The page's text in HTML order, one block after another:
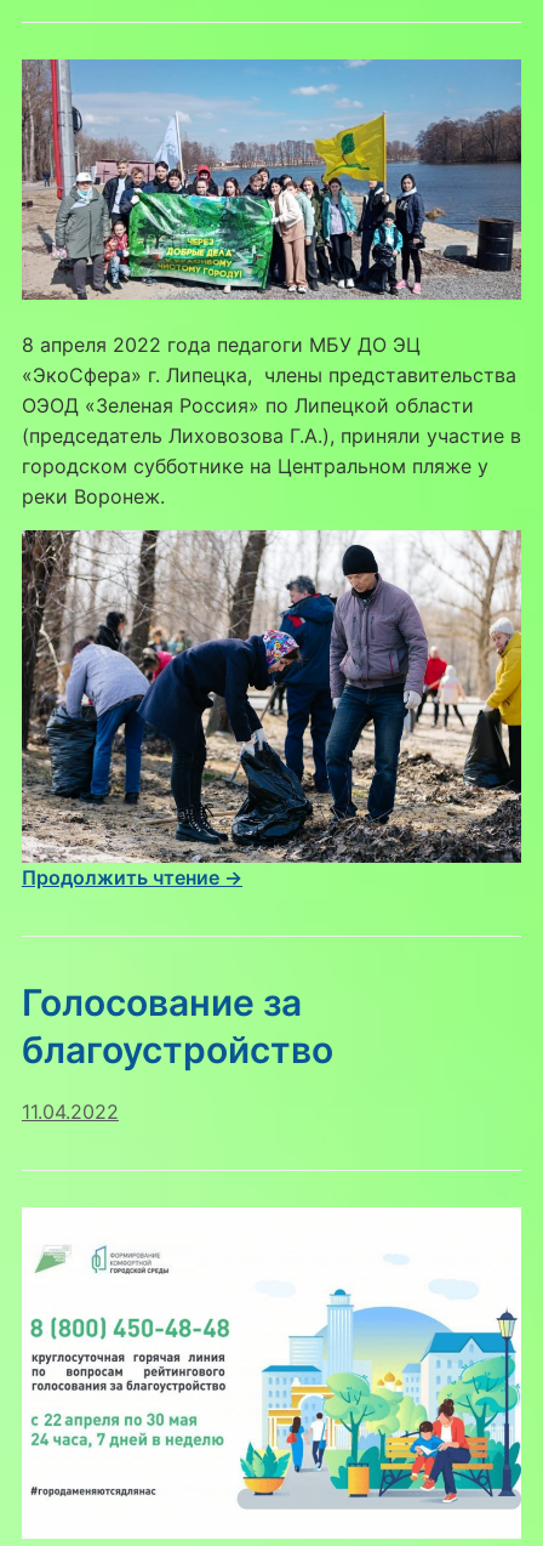
8 апреля 2022 года педагоги МБУ ДО ЭЦ
«ЭкоСфера» г. Липецка, члены представительства
ОЭОД «Зеленая Россия» по Липецкой области
(председатель Лиховозова Г.А.), приняли участие в
городском субботнике на Центральном пляже у
реки Воронеж.
Продолжить чтение →
Голосование за
благоустройство
11.04.2022